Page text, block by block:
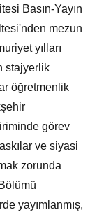
Basın-Yayın
mezun
yılları
stajyerlik
öğretmenlik
görev
ve siyasi
zorunda
yayımlanmış,